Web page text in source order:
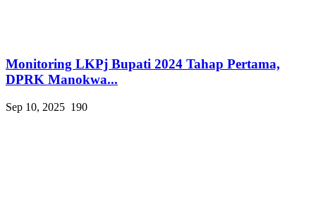
Monitoring LKPj Bupati 2024 Tahap Pertama,
DPRK Manokwa...
Sep 10, 2025 190